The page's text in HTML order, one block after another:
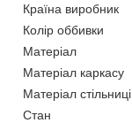
Країна виробник
Колір оббивки
Матеріал
Матеріал каркасу
Матеріал стільниці
Стан